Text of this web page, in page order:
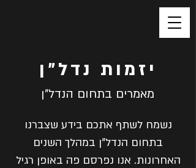
יזמות נדל"ן
מאמרים בתחום הנדל"ן
נשמח לשתף אתכם בידע שצברנו
בתחום הנדל"ן במהלך השנים
האחרונות. אנו נפרסם פה באופן רגיל